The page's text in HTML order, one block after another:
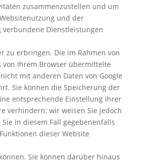
zusammenzustellen und um
und der
Dienstleistungen
zu erbringen. Die im Rahmen von
von Ihrem Browser übermittelte
mit anderen Daten von Google
Sie können die Speicherung der
entsprechende Einstellung Ihrer
verhindern; wir weisen Sie jedoch
in diesem Fall gegebenenfalls
dieser Website
Sie können darüber hinaus